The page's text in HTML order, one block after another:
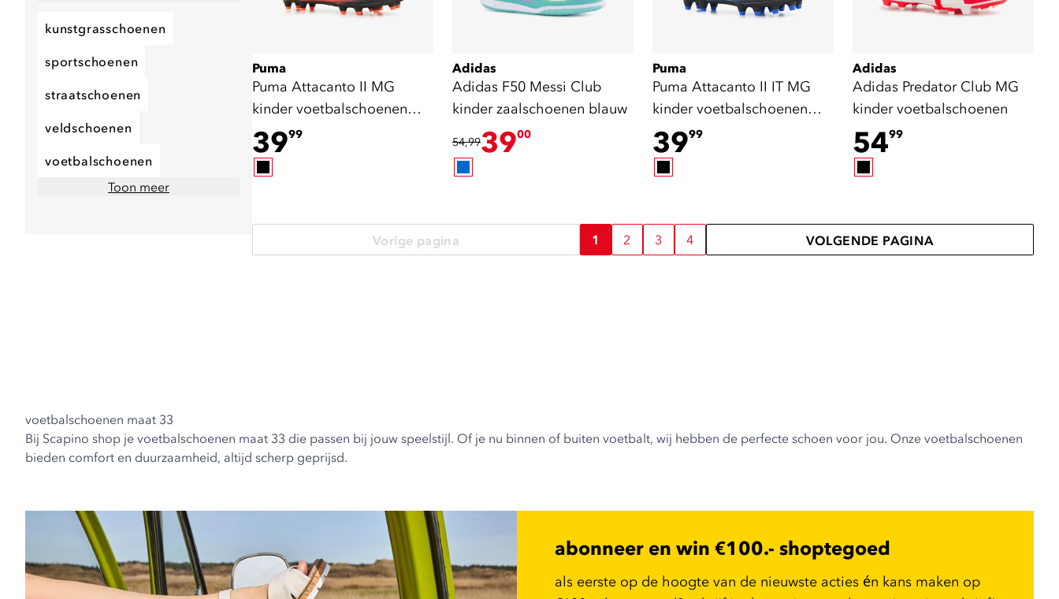
kunstgrasschoenen
sportschoenen
straatschoenen
veldschoenen
voetbalschoenen
Toon meer
Puma
Puma Attacanto II MG
kinder voetbalschoenen
zwart oranje
3999
Adidas
Adidas F50 Messi Club
kinder zaalschoenen blauw
54,993900
Puma
Puma Attacanto II IT MG
kinder voetbalschoenen
zwart blauw
3999
Adidas
Adidas Predator Club MG
kinder voetbalschoenen
5499
Vorige pagina 1 2 3 4 VOLGENDE PAGINA
voetbalschoenen maat 33
Bij Scapino shop je voetbalschoenen maat 33 die passen bij jouw speelstijl. Of je nu binnen of buiten voetbalt, wij hebben de perfecte schoen voor jou. Onze voetbalschoenen
bieden comfort en duurzaamheid, altijd scherp geprijsd.
abonneer en win €100.- shoptegoed
als eerste op de hoogte van de nieuwste acties én kans maken op